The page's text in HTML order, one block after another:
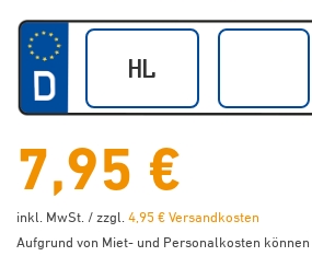
7,95 €
inkl. MwSt. / zzgl. 4,95 € Versandkosten
Aufgrund von Miet- und Personalkosten